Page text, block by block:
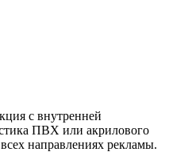
с внутренней
ПВХ или акрилового
направлениях рекламы.